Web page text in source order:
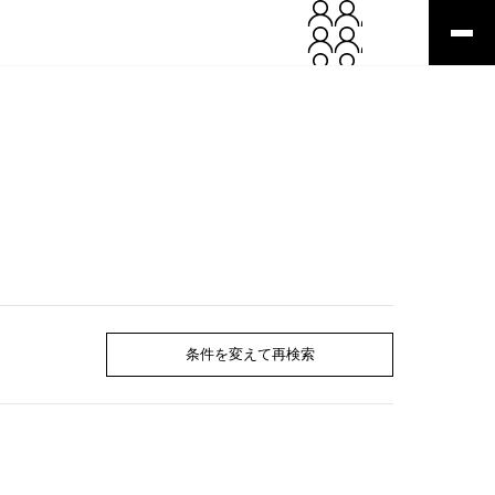
条件を変えて再検索